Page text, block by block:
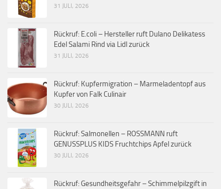
31 JULI, 2026
Rückruf: E.coli – Hersteller ruft Dulano Delikatess
Edel Salami Rind via Lidl zurück
31 JULI, 2026
Rückruf: Kupfermigration – Marmeladentopf aus
Kupfer von Falk Culinair
30 JULI, 2026
Rückruf: Salmonellen – ROSSMANN ruft
GENUSSPLUS KIDS Fruchtchips Apfel zurück
30 JULI, 2026
Rückruf: Gesundheitsgefahr – Schimmelpilzgift in